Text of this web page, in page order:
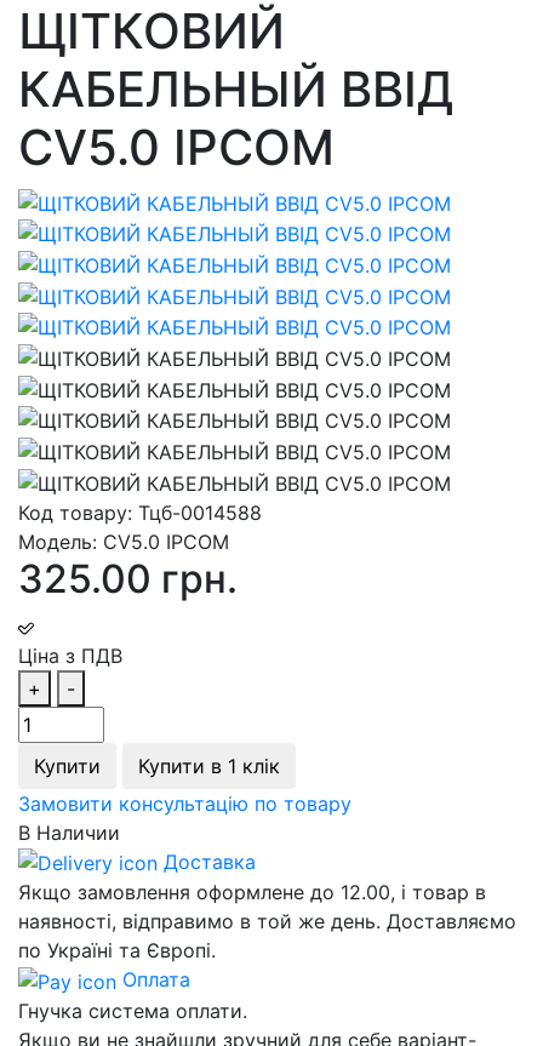
ЩІТКОВИЙ
КАБЕЛЬНЫЙ ВВІД
СV5.0 IPCOM
Код товару: Тцб-0014588
Модель: СV5.0 IPCOM
325.00 грн.
Ціна з ПДВ
+
-
Купити
Купити в 1 клік
Замовити консультацію по товару
В Наличии
Доставка
Якщо замовлення оформлене до 12.00, і товар в
наявності, відправимо в той же день. Доставляємо
по Україні та Європі.
Оплата
Гнучка система оплати.
Якщо ви не знайшли зручний для себе варіант-